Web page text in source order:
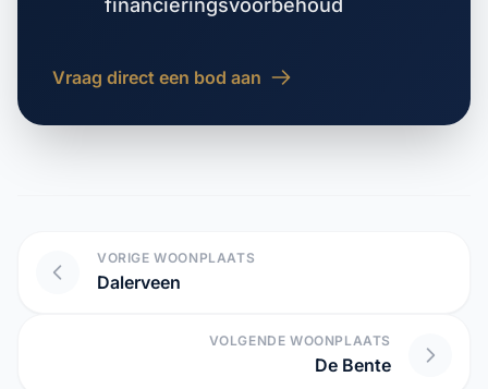
financieringsvoorbehoud
Vraag direct een bod aan
VORIGE WOONPLAATS
Dalerveen
VOLGENDE WOONPLAATS
De Bente